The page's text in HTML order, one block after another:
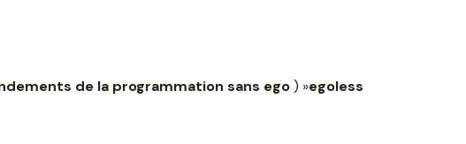
de la programmation sans ego) »egoless